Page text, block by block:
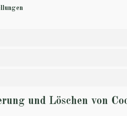
und Löschen von